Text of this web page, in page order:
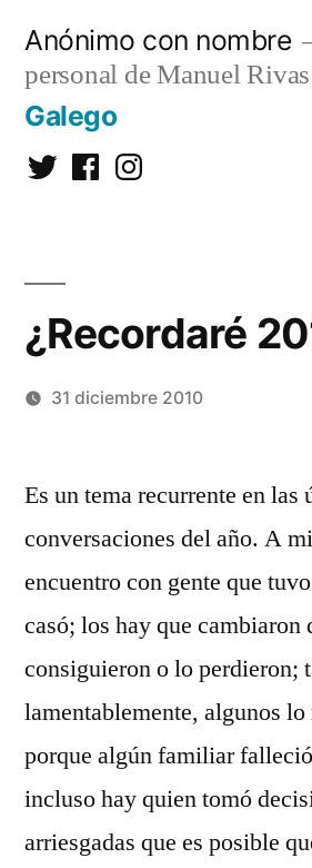
contenido
Anónimo con nombre
personal de Manuel Rivas
Galego
TwitterFacebookInstagram
¿Recordaré
Álvarez
31 diciembre 2010
en
Es un tema recurrente en las
conversaciones del año. A
encuentro con gente que
casó; los hay que cambiaron
consiguieron o lo perdieron;
lamentablemente, algunos lo
porque algún familiar
incluso hay quien tomó
arriesgadas que es posible